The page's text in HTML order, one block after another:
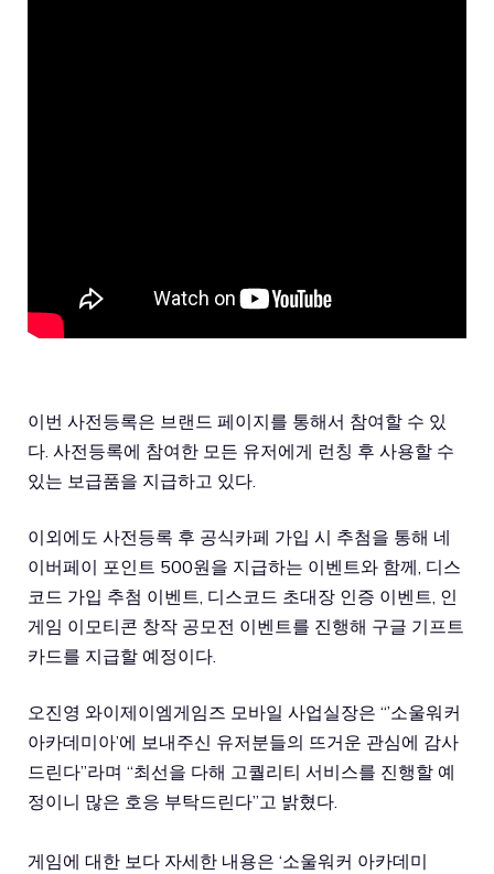
이번 사전등록은 브랜드 페이지를 통해서 참여할 수 있
다. 사전등록에 참여한 모든 유저에게 런칭 후 사용할 수
있는 보급품을 지급하고 있다.
이외에도 사전등록 후 공식카페 가입 시 추첨을 통해 네
이버페이 포인트 500원을 지급하는 이벤트와 함께, 디스
코드 가입 추첨 이벤트, 디스코드 초대장 인증 이벤트, 인
게임 이모티콘 창작 공모전 이벤트를 진행해 구글 기프트
카드를 지급할 예정이다.
오진영 와이제이엠게임즈 모바일 사업실장은 “’소울워커
아카데미아’에 보내주신 유저분들의 뜨거운 관심에 감사
드린다”라며 “최선을 다해 고퀄리티 서비스를 진행할 예
정이니 많은 호응 부탁드린다”고 밝혔다.
게임에 대한 보다 자세한 내용은 ‘소울워커 아카데미